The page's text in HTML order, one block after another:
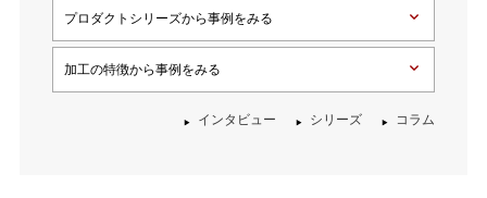
プロダクトシリーズから事例をみる
加工の特徴から事例をみる
インタビュー シリーズ コラム